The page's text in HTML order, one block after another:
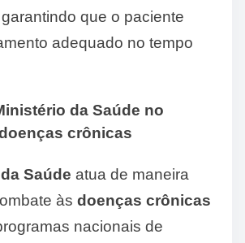
que o paciente
adequado no tempo
da Saúde no
crônicas
Saúde atua de maneira
às doenças crônicas
nacionais de